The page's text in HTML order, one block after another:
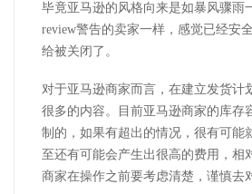
毕竟亚马逊的风格向来是如暴风骤雨
review警告的卖家一样，感觉已经安
给被关闭了。
对于亚马逊商家而言，在建立发货计
很多的内容。目前亚马逊商家的库存
制的，如果有超出的情况，很有可能
至还有可能会产生出很高的费用，相
商家在操作之前要考虑清楚，谨慎去